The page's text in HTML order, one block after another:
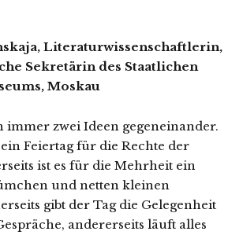
Literaturwissenschaftlerin,
Sekretärin des Staatlichen
Moskau
zwei Ideen gegeneinander.
ein Feiertag für die Rechte der
ist es für die Mehrheit ein
und netten kleinen
gibt der Tag die Gelegenheit
andererseits läuft alles